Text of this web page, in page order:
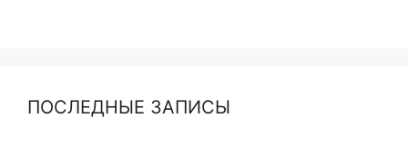
ПОСЛЕДНЫЕ ЗАПИСЫ